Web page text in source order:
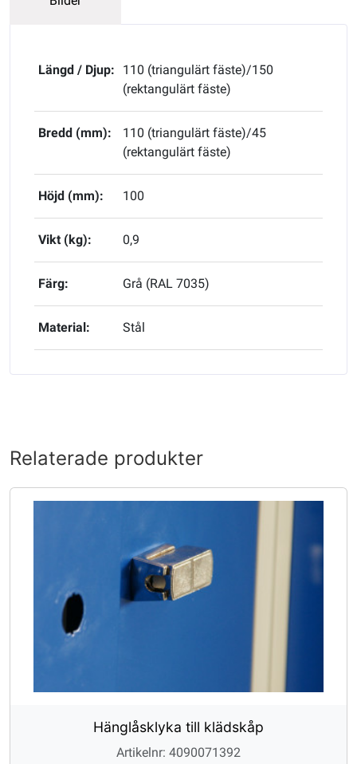
Längd / Djup:
110 (triangulärt fäste)/150
(rektangulärt fäste)
Bredd (mm):
110 (triangulärt fäste)/45
(rektangulärt fäste)
Höjd (mm): 100
Vikt (kg): 0,9
Färg: Grå (RAL 7035)
Material: Stål
Relaterade produkter
Hänglåsklyka till klädskåp
Artikelnr: 4090071392